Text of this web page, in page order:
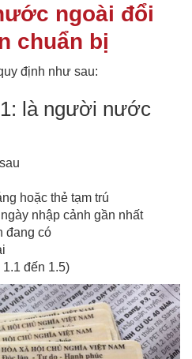
ngoài đổi
chuẩn bị
định như sau:
là người nước
hoặc thẻ tạm trú
nhập cảnh gần nhất
đang có
đến 1.5)